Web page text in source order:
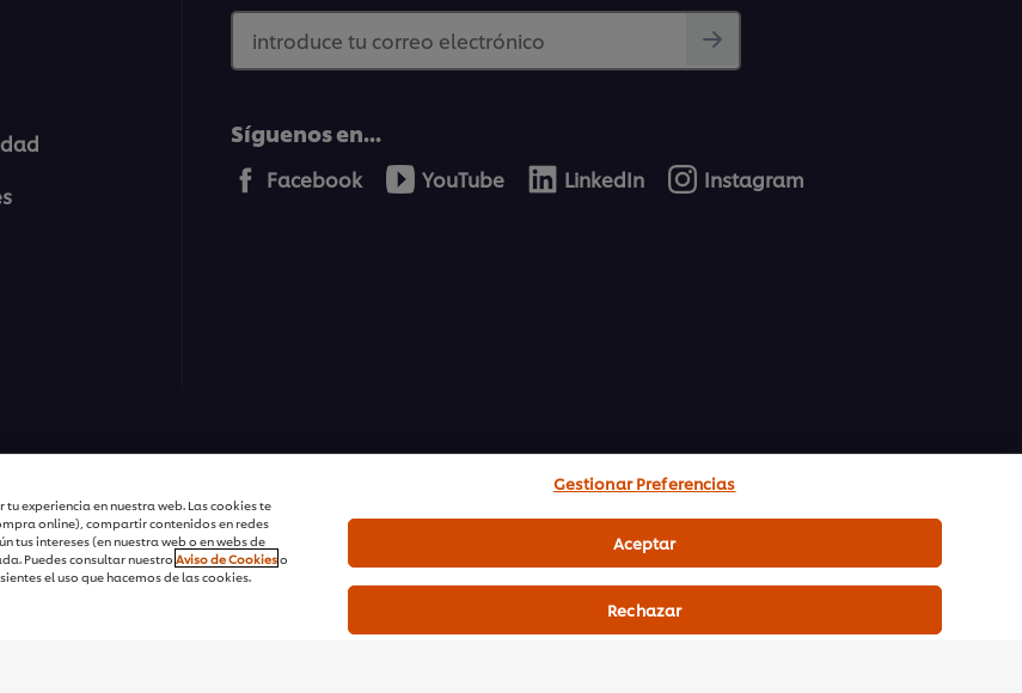
introduce tu correo electrónico
Síguenos en...
Facebook YouTube LinkedIn Instagram
experiencia en nuestra web. Las cookies te
online), compartir contenidos en redes
tus intereses (en nuestra web o en webs de
Puedes consultar nuestro Aviso de Cookieso
el uso que hacemos de las cookies.
Gestionar Preferencias
Rechazar
Aceptar